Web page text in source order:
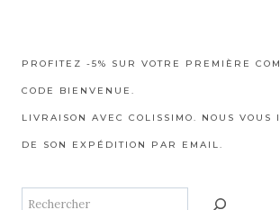
PROFITEZ -5% SUR VOTRE PREMIÈRE
CODE BIENVENUE.
LIVRAISON AVEC COLISSIMO. NOUS VOUS
DE SON EXPÉDITION PAR EMAIL.
R